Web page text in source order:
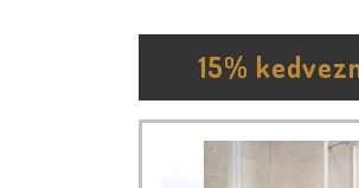
15%